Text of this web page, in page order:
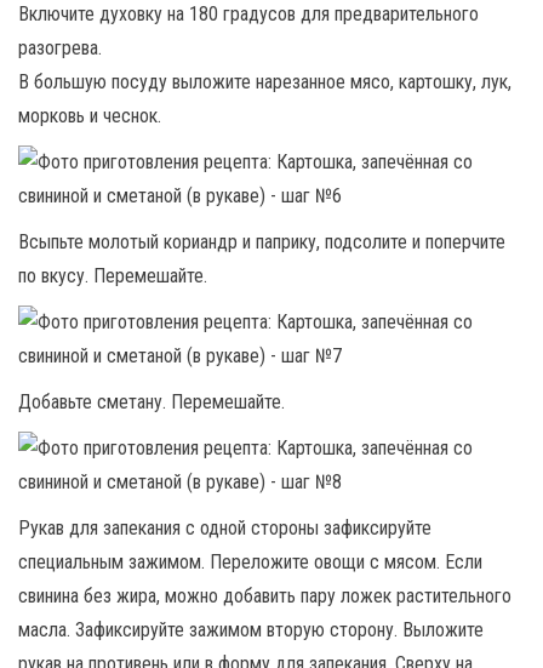
Включите духовку на 180 градусов для предварительного
разогрева.
В большую посуду выложите нарезанное мясо, картошку, лук,
морковь и чеснок.
Всыпьте молотый кориандр и паприку, подсолите и поперчите
по вкусу. Перемешайте.
Добавьте сметану. Перемешайте.
Рукав для запекания с одной стороны зафиксируйте
специальным зажимом. Переложите овощи с мясом. Если
свинина без жира, можно добавить пару ложек растительного
масла. Зафиксируйте зажимом вторую сторону. Выложите